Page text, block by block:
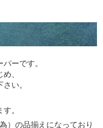
ーです。
、
い。
。
）の品揃えになっており